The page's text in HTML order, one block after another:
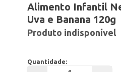
Alimento Infantil
Uva e Banana 120g
Produto indisponível
Quantidade: